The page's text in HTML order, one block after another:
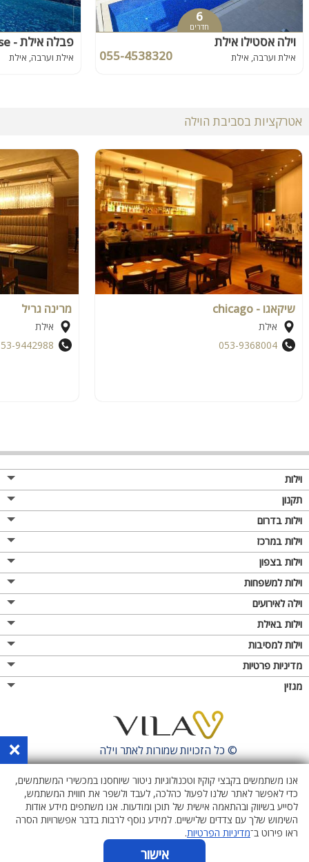
6
חדרים
וילה אסטילו אילת
אילת וערבה, אילת 055-4538320
פבלה אילת - Pavella Guests house
אילת וערבה, אילת
אטרקציות בסביבת הוילה
שיקאגו - chicago
אילת
053-9368004
מרינה גריל
אילת
9442988
וילות
תקנון
וילות בדרום
וילות במרכז
וילות בצפון
וילות למשפחות
וילה לאירועים
וילות באילת
וילות למסיבות
מדיניות פרטיות
מגזין
© כל הזכויות שמורות לאתרוילה ×
אנו משתמשים בקבצי קוקיז וטכנולוגיות ניטור שיוחסנו במכשירי המשתמשים,
כדי לאפשר לאתר שלנו לפעול כהלכה, לעבד ולשפר את חווית המשתמש,
לסייע בשיווק ובהתאמה אישית של תוכן ומודעות. אנו משתפים מידע אודות
השימוש שלך עם צדדים שלישיים. למידע נוסף לרבות בדבר אפשרויות הסרה
ראו פירוט ב־מדיניות הפרטיות.
אישור